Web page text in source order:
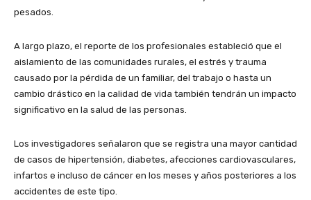
pesados.
A largo plazo, el reporte de los profesionales estableció que el
aislamiento de las comunidades rurales, el estrés y trauma
causado por la pérdida de un familiar, del trabajo o hasta un
cambio drástico en la calidad de vida también tendrán un impacto
significativo en la salud de las personas.
Los investigadores señalaron que se registra una mayor cantidad
de casos de hipertensión, diabetes, afecciones cardiovasculares,
infartos e incluso de cáncer en los meses y años posteriores a los
accidentes de este tipo.